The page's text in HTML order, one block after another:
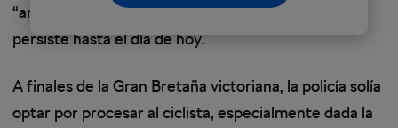
“amenaza a los ciclistas”, una controversia que
persiste hasta el día de hoy.
A finales de la Gran Bretaña victoriana, la policía solía
optar por procesar al ciclista, especialmente dada la